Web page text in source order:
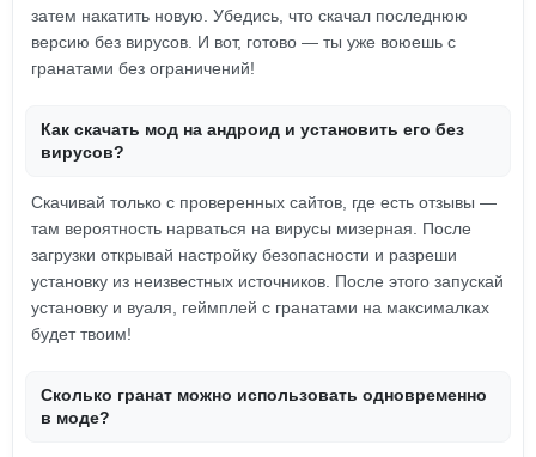
затем накатить новую. Убедись, что скачал последнюю
версию без вирусов. И вот, готово — ты уже воюешь с
гранатами без ограничений!
Как скачать мод на андроид и установить его без
вирусов?
Скачивай только с проверенных сайтов, где есть отзывы —
там вероятность нарваться на вирусы мизерная. После
загрузки открывай настройку безопасности и разреши
установку из неизвестных источников. После этого запускай
установку и вуаля, геймплей с гранатами на максималках
будет твоим!
Сколько гранат можно использовать одновременно
в моде?